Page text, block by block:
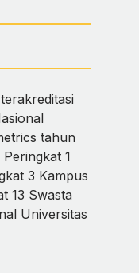
tahun
1
3 Kampus
13 Swasta
Universitas